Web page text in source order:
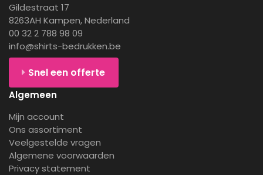
Gildestraat 17
8263AH Kampen, Nederland
00 32 2 788 98 09
info@shirts-bedrukken.be
Snel een offerte
Algemeen
Mijn account
Ons assortiment
Veelgestelde vragen
Algemene voorwaarden
Privacy statement